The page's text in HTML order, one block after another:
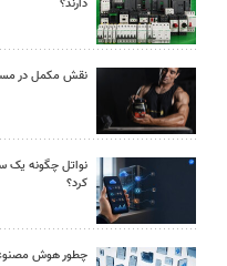
دارند؟
نقش مکمل در
نواتل چگونه یک
کرد؟
چطور هوش